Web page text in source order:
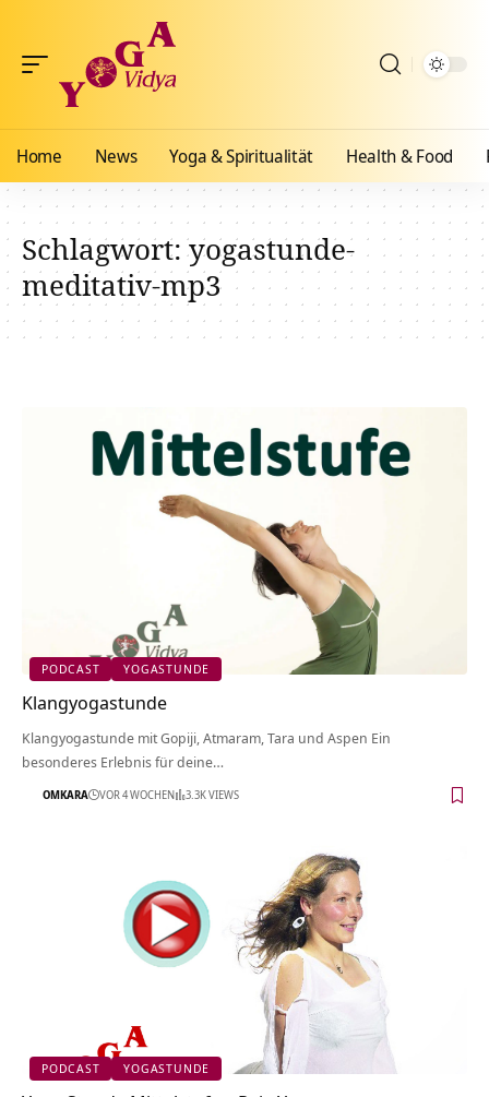
Home News Yoga & Spiritualität Health & Food
Schlagwort:yogastunde-
meditativ-mp3
PODCAST YOGASTUNDE
Klangyogastunde
Klangyogastunde mit Gopiji, Atmaram, Tara und Aspen Ein
besonderes Erlebnis für deine…
OMKARA VOR 4 WOCHEN 3.3K VIEWS
PODCAST YOGASTUNDE